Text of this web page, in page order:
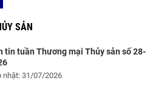
SẢN
tin tuần Thương mại Thủy sản số 28-
nhật: 31/07/2026